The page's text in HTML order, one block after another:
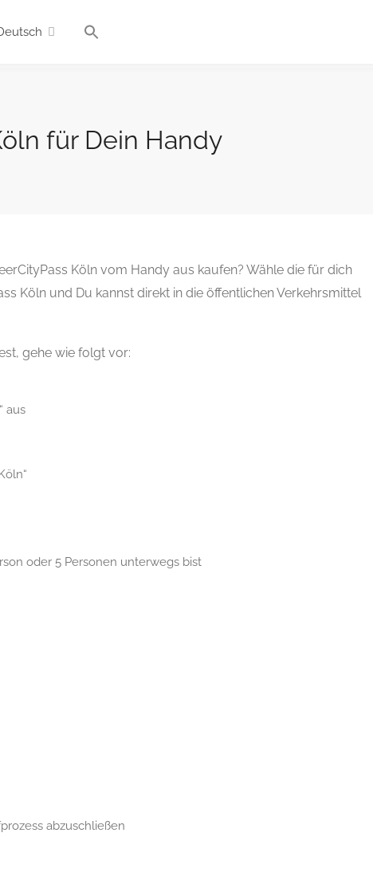
für Dein Handy
Köln vom Handy aus kaufen? Wähle die für dich
Köln und Du kannst direkt in die öffentlichen Verkehrsmittel
gehe wie folgt vor:
aus
oder 5 Personen unterwegs bist
abzuschließen